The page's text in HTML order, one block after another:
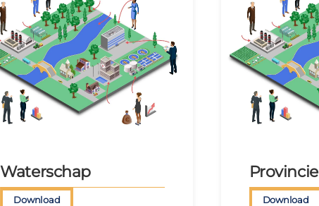
Waterschap
Download
Provincie
Download